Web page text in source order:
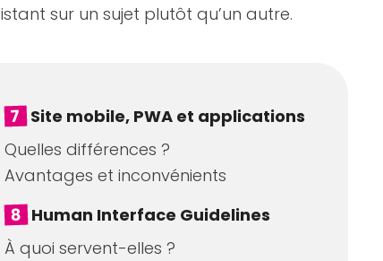
sur un sujet plutôt qu’un autre.
7 Site mobile, PWA et applications
Quelles différences ?
Avantages et inconvénients
8 Human Interface Guidelines
À quoi servent-elles ?